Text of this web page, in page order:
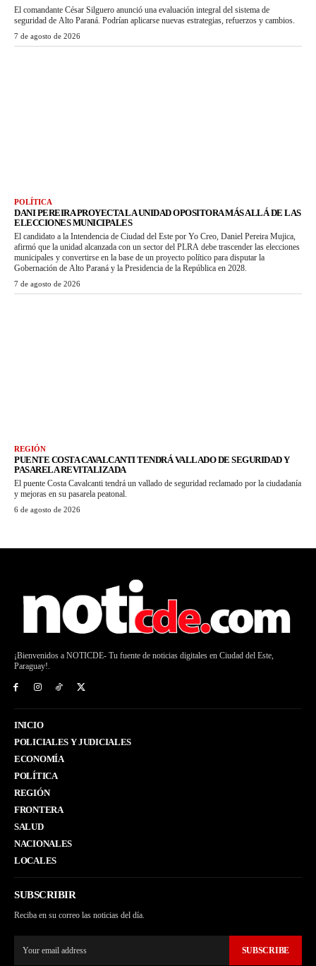
El comandante César Silguero anunció una evaluación integral del sistema de
seguridad de Alto Paraná. Podrían aplicarse nuevas estrategias, refuerzos y cambios.
7 de agosto de 2026
POLÍTICA
DANI PEREIRA PROYECTA LA UNIDAD OPOSITORA MÁS ALLÁ DE LAS
ELECCIONES MUNICIPALES
El candidato a la Intendencia de Ciudad del Este por Yo Creo, Daniel Pereira Mujica,
afirmó que la unidad alcanzada con un sector del PLRA debe trascender las elecciones
municipales y convertirse en la base de un proyecto político para disputar la
Gobernación de Alto Paraná y la Presidencia de la República en 2028.
7 de agosto de 2026
REGIÓN
PUENTE COSTA CAVALCANTI TENDRÁ VALLADO DE SEGURIDAD Y
PASARELA REVITALIZADA
El puente Costa Cavalcanti tendrá un vallado de seguridad reclamado por la ciudadanía
y mejoras en su pasarela peatonal.
6 de agosto de 2026
¡Bienvenidos a NOTICDE- Tu fuente de noticias digitales en Ciudad del Este,
Paraguay!.
INICIO
POLICIALES Y JUDICIALES
ECONOMÍA
POLÍTICA
REGIÓN
FRONTERA
SALUD
NACIONALES
LOCALES
SUBSCRIBIR
Reciba en su correo las noticias del día.
SUBSCRIBE